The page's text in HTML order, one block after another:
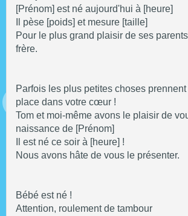
[Prénom] est né aujourd'hui à [heure]
Il pèse [poids] et mesure [taille]
Pour le plus grand plaisir de ses
frère.
Parfois les plus petites choses
place dans votre cœur !
Tom et moi-même avons le plaisir de
naissance de [Prénom]
Il est né ce soir à [heure] !
Nous avons hâte de vous le présenter.
Bébé est né !
Attention, roulement de tambour